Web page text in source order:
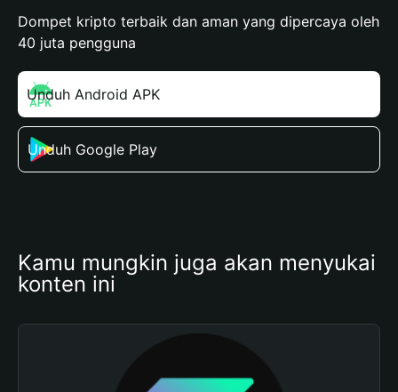
Dompet kripto terbaik dan aman yang dipercaya oleh
40 juta pengguna
Unduh Android APK
Unduh Google Play
Kamu mungkin juga akan menyukai
konten ini